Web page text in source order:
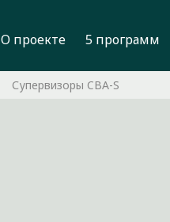
О проекте 5 программ
Супервизоры CBA-S